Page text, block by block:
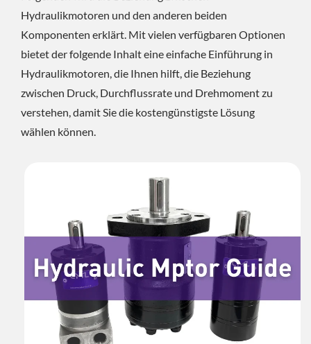
Eine Einfache Einführung In
Hydraulikmotoren, Die Ihnen
Hilft, Die Beziehung Zwischen
Druck, Durchflussrate Und
Drehmoment Zu Verstehen,
Wählen Können. |
Ausgezeichnete
Hydraulikpumpen & Ventile –
CML: Zertifiziert,
Vertrauenswürdig Und
Weltweit Bewährt
Hydraulikmotoren und den anderen beiden
Komponenten erklärt. Mit vielen verfügbaren Optionen
bietet der folgende Inhalt eine einfache Einführung in
Hydraulikmotoren, die Ihnen hilft, die Beziehung
zwischen Druck, Durchflussrate und Drehmoment zu
verstehen, damit Sie die kostengünstigste Lösung
wählen können.